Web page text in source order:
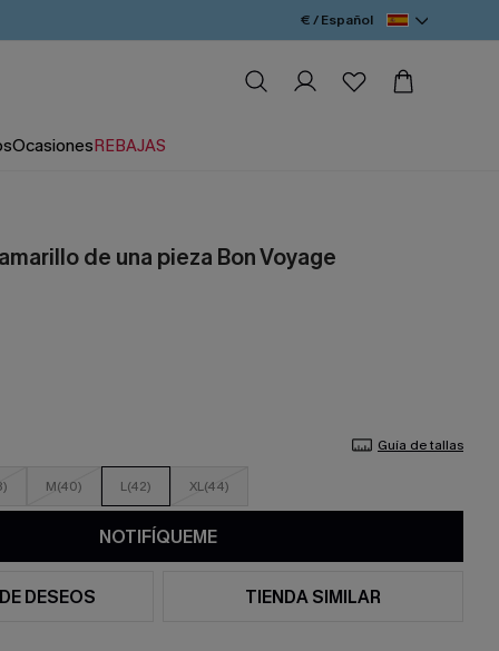
€ / Español
OcasionesREBAJAS
de una pieza Bon Voyage
Guía de tallas
M(40) L(42) XL(44)
NOTIFÍQUEME
DESEOS TIENDA SIMILAR